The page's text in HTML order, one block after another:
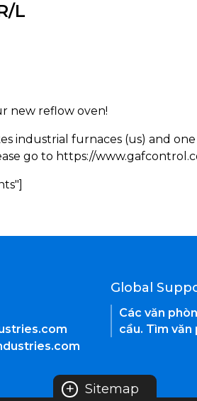
L
new reflow oven!
industrial furnaces (us) and
go to https://
Global
Các văn
cầu. Tìm văn
+ Sitemap